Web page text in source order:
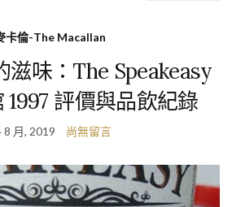
卡倫-The Macallan
滋味：The Speakeasy
1997 評價與品飲紀錄
8 月, 2019 尚無留言